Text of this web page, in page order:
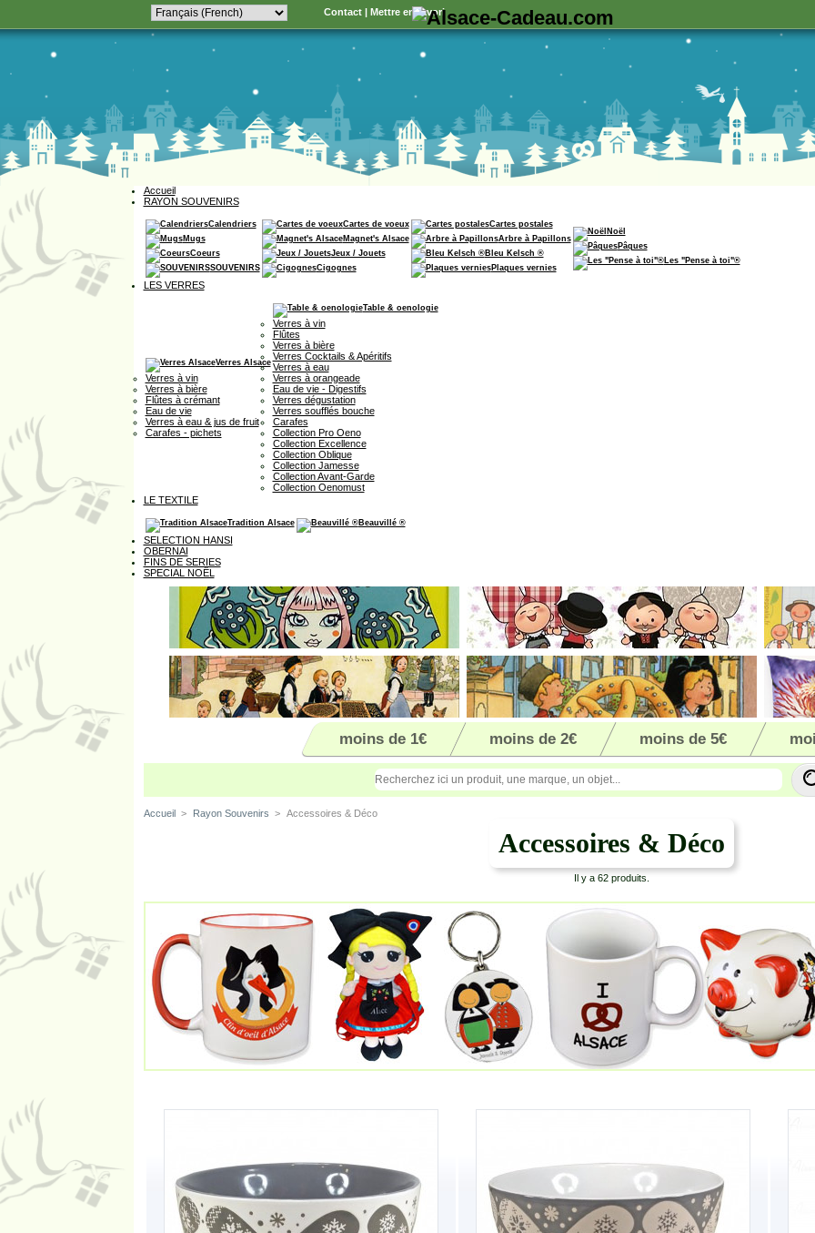
Contact | Mettre en favori
Accueil
RAYON SOUVENIRS
Calendriers
Mugs
Coeurs
SOUVENIRS
Cartes de voeux
Magnet's Alsace
Jeux / Jouets
Cigognes
Cartes postales
Arbre à Papillons
Bleu Kelsch ®
Plaques vernies
Noël
Pâques
Les "Pense à toi"®
LES VERRES
Verres Alsace
Verres à vin
Verres à bière
Flûtes à crémant
Eau de vie
Verres à eau & jus de fruit
Carafes - pichets
Table & oenologie
Verres à vin
Flûtes
Verres à bière
Verres Cocktails & Apéritifs
Verres à eau
Verres à orangeade
Eau de vie - Digestifs
Verres dégustation
Verres soufflés bouche
Carafes
Collection Pro Oeno
Collection Excellence
Collection Oblique
Collection Jamesse
Collection Avant-Garde
Collection Oenomust
LE TEXTILE
Tradition Alsace Beauvillé ®
SELECTION HANSI
OBERNAI
FINS DE SERIES
SPECIAL NOËL
moins de 1€ moins de 2€ moins de 5€
Accueil > Rayon Souvenirs > Accessoires & Déco
Accessoires & Déco
Il y a 62 produits.